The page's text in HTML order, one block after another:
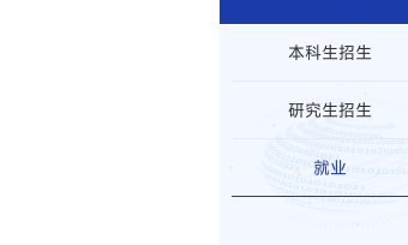
本科生招生
研究生招生
就业